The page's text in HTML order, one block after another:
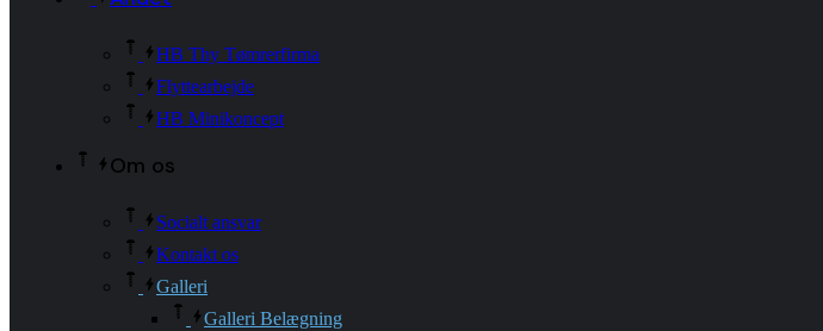
HB Thy Tømrerfirma
Flyttearbejde
HB Minikoncept
Om os
Socialt ansvar
Kontakt os
Galleri
Galleri Belægning